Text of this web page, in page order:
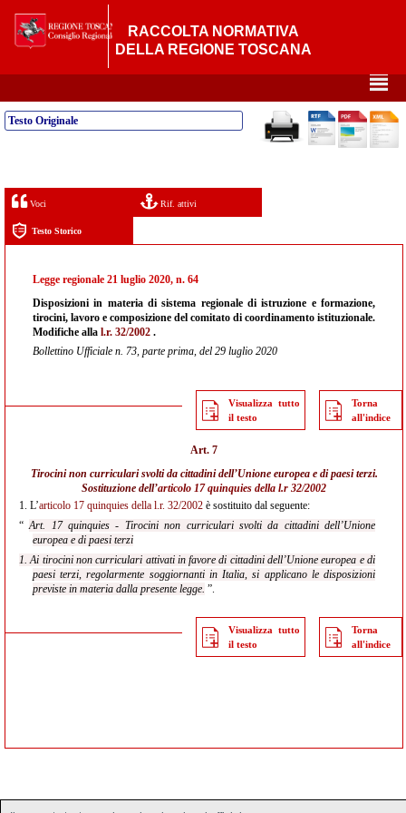
RACCOLTA NORMATIVA
DELLA REGIONE TOSCANA
²
Testo Originale
Voci Rif. attivi
Testo Storico
Legge regionale 21 luglio 2020, n. 64
Disposizioni in materia di sistema regionale di istruzione e formazione,
tirocini, lavoro e composizione del comitato di coordinamento istituzionale.
Modifiche alla l.r. 32/2002 .
Bollettino Ufficiale n. 73, parte prima, del 29 luglio 2020
Visualizza tutto
il testo
Torna
all'indice
Art. 7
Tirocini non curriculari svolti da cittadini dell’Unione europea e di paesi terzi.
Sostituzione dell’articolo 17 quinquies della l.r 32/2002
1. L’articolo 17 quinquies della l.r. 32/2002 è sostituito dal seguente:
“Art. 17 quinquies - Tirocini non curriculari svolti da cittadini dell’Unione
europea e di paesi terzi
1. Ai tirocini non curriculari attivati in favore di cittadini dell’Unione europea e di
paesi terzi, regolarmente soggiornanti in Italia, si applicano le disposizioni
previste in materia dalla presente legge. ”.
Visualizza tutto
il testo
Torna
all'indice